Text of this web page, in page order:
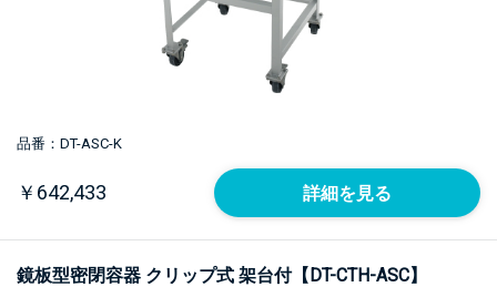
品番：DT-ASC-K
￥642,433 詳細を見る
鏡板型密閉容器 クリップ式 架台付【DT-CTH-ASC】